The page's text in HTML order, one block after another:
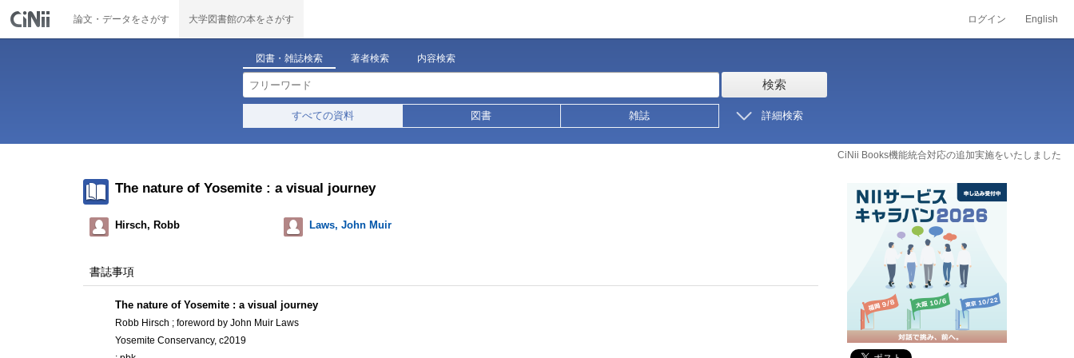
論文・データをさがす 大学図書館の本をさがす ログイン English
図書・雑誌検索 著者検索 内容検索
検索
すべての資料 図書 雑誌 詳細検索
CiNii Books機能統合対応の追加実施をいたしました
The nature of Yosemite : a visual journey
Hirsch, Robb Laws, John Muir
書誌事項
The nature of Yosemite : a visual journey
Robb Hirsch ; foreword by John Muir Laws
Yosemite Conservancy, c2019